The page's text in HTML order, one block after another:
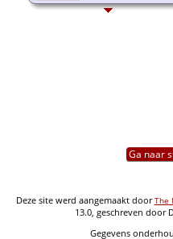
Ga naar
Deze site werd aangemaakt doorThe
13.0, geschreven door
Gegevens